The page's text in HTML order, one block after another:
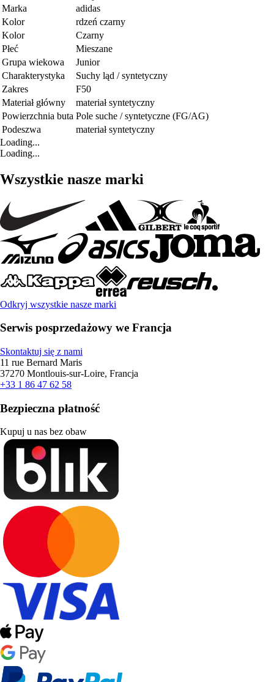
Marka
adidas
Kolor
rdzeń czarny
Kolor
Czarny
Płeć
Mieszane
Grupa wiekowa
Junior
Charakterystyka
Suchy ląd / syntetyczny
Zakres
F50
Materiał główny
materiał syntetyczny
Powierzchnia buta Pole suche / syntetyczne (FG/AG)
Podeszwa
materiał syntetyczny
Loading...
Loading...
Wszystkie nasze marki
Odkryj wszystkie nasze marki
Serwis posprzedażowy we Francja
Skontaktuj się z nami
11 rue Bernard Maris
37270 Montlouis-sur-Loire, Francja
+33 1 86 47 62 58
Bezpieczna płatność
Kupuj u nas bez obaw